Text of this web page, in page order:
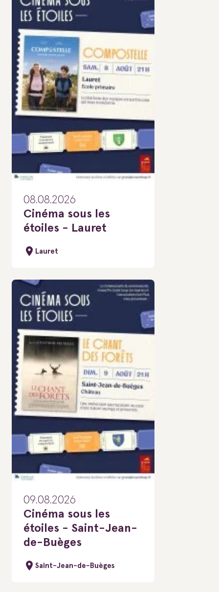
08.08.2026
Cinéma sous les
étoiles - Lauret
Lauret
09.08.2026
Cinéma sous les
étoiles - Saint-Jean-
de-Buèges
Saint-Jean-de-Buèges